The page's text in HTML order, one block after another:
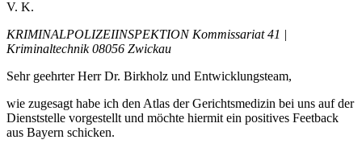
V. K.
KRIMINALPOLIZEIINSPEKTION Kommissariat 41 |
Kriminaltechnik 08056 Zwickau
Sehr geehrter Herr Dr. Birkholz und Entwicklungsteam,
wie zugesagt habe ich den Atlas der Gerichtsmedizin bei uns auf der
Dienststelle vorgestellt und möchte hiermit ein positives Feetback
aus Bayern schicken.